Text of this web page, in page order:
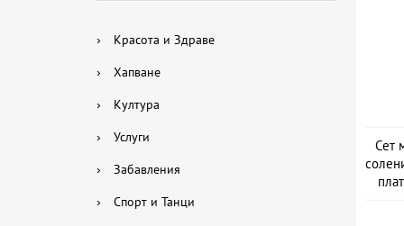
› Красота и Здраве
› Хапване
› Култура
› Услуги
› Забавления
› Спорт и Танци
Сет